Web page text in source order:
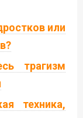
или
трагизм
техника,